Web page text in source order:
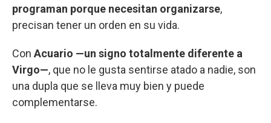
programan porque necesitan organizarse,
precisan tener un orden en su vida.
Con Acuario —un signo totalmente diferente a
Virgo—, que no le gusta sentirse atado a nadie, son
una dupla que se lleva muy bien y puede
complementarse.